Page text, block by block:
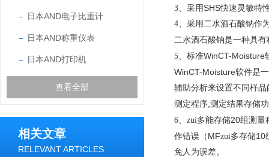
日本AND电子比重计
日本AND称重仪表
日本AND打印机
查看全部
相关文章
RELEVANT ARTICLES
3、采用SHS快速灵敏特
4、采用二水酒石酸钠作
二水酒石酸钠是一种具有
5、标准WinCT-Moisture
WinCT-Moisture软件是
辅助分析来设置不同样
测定程序 测定结果存储
6、zui多能存储20组测量
作错误（ MFzui多存储10
免人为误差。